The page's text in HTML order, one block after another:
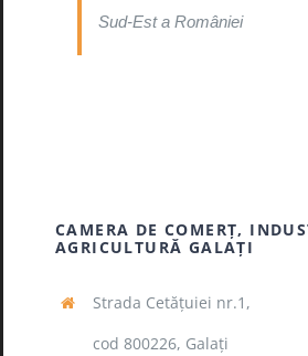
Sud-Est a României
CAMERA DE COMERŢ,
AGRICULTURĂ GALAŢI
Strada Cetăţuiei nr.1,
cod 800226, Galaţi